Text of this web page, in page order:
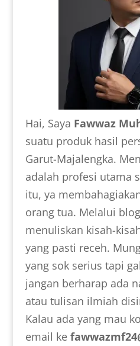
Hai, Saya Fawwaz
suatu produk hasil
Garut-Majalengka.
adalah profesi utama
itu, ya
orang tua. Melalui
menuliskan kisah-
yang pasti receh.
yang sok serius tapi
jangan berharap ada
atau tulisan ilmiah
Kalau ada yang mau
email ke